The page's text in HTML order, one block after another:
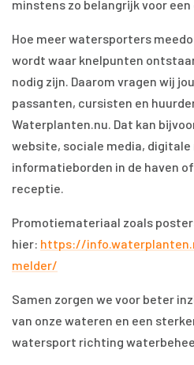
minstens zo belangrijk voor
Hoe meer watersporters
wordt waar knelpunten
nodig zijn. Daarom vragen wij
passanten, cursisten en
Waterplanten.nu. Dat kan
website, sociale media, digitale
informatieborden in de haven
receptie.
Promotiemateriaal zoals
hier: https://
melder/
Samen zorgen we voor beter
van onze wateren en een
watersport richting